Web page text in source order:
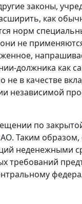
законы,
как
норм
не
должника как
в качестве
независимой
по
Таким
неденежными
требований